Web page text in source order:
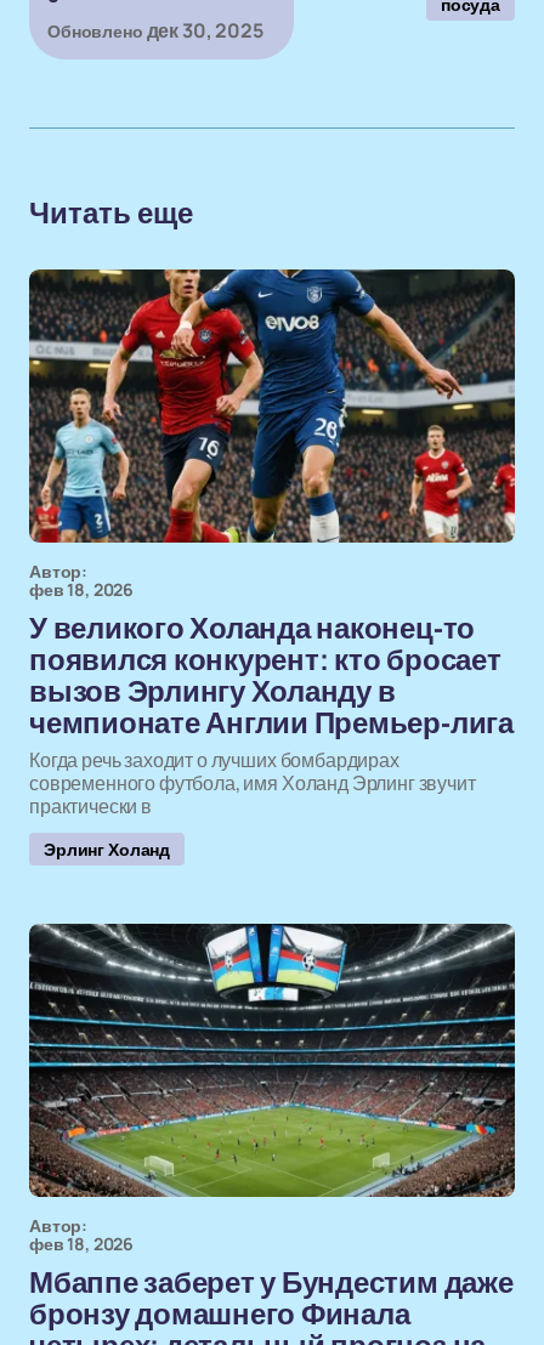
Обновлено дек 30, 2025
Читать еще
Автор:
фев 18, 2026
У великого Холанда наконец-то
появился конкурент: кто бросает
вызов Эрлингу Холанду в
чемпионате Англии Премьер-лига
Когда речь заходит о лучших бомбардирах
современного футбола, имя Холанд Эрлинг звучит
практически в
Эрлинг Холанд
Автор:
фев 18, 2026
Мбаппе заберет у Бундестим даже
бронзу домашнего Финала